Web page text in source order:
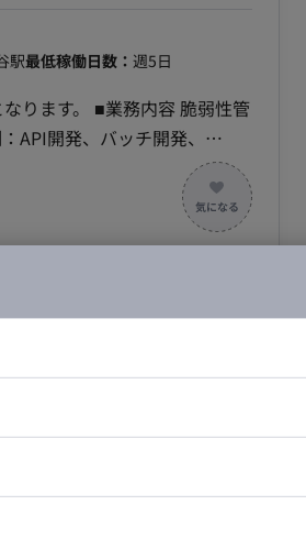
へ進化させるため、バックエ
ューマ
駅最低稼働日数： 週5日
容 脆弱性管
Angular, RxJS, PrimeNG,
Kibana, Sentry ・リポジ
Google Meet ・情報共
Products Pack （IntelliJ
ン環境：Figma ・グループ
す ・一人一人が裁量をもっ
モブプロなど行います ■参
おける業務システム開
ア：汐留最低稼働日数：週5日
から設計・実装・テストま
産性と品質を最大限に高め
AIエンジニア・機械学習エン